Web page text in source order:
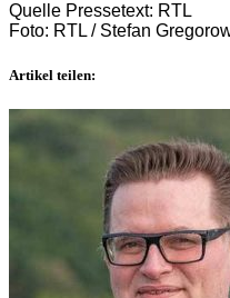
Quelle Pressetext: RTL
Foto: RTL / Stefan
Artikel teilen: